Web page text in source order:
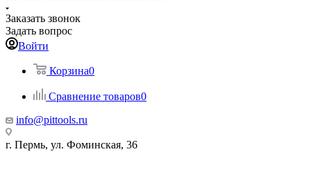
Заказать звонок
Задать вопрос
Войти
Корзина0
Сравнение товаров0
info@pittools.ru
г. Пермь, ул. Фоминская, 36